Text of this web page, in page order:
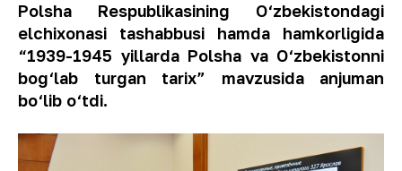
Polsha Respublikasining O‘zbekistondagi
elchixonasi tashabbusi hamda hamkorligida
“1939-1945 yillarda Polsha va O‘zbekistonni
bog‘lab turgan tarix” mavzusida anjuman
bo‘lib o‘tdi.